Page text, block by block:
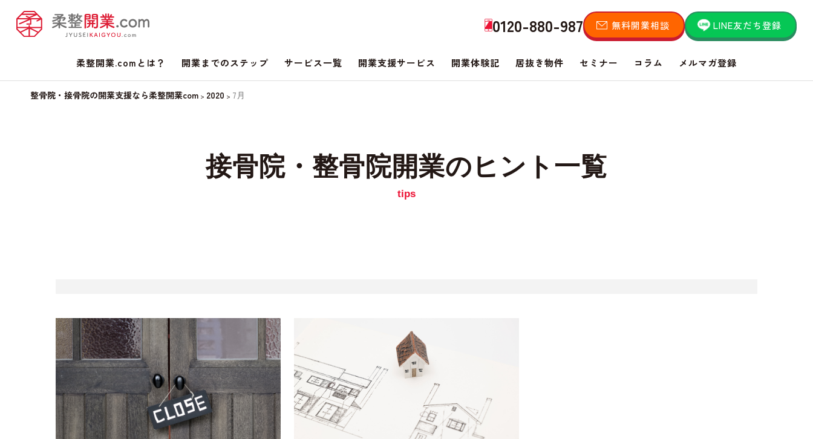
0120-880-987 無料開業相談 LINE友だち登録
柔整開業.comとは？ 開業までのステップ サービス一覧 開業支援サービス 開業体験記 居抜き物件 セミナー コラム メルマガ登録
整骨院・接骨院の開業支援なら柔整開業com > 2020 > 7月
接骨院・整骨院開業のヒント一覧